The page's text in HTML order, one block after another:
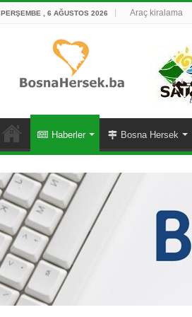
PERŞEMBE , 6 AĞUSTOS 2026 Araç kiralama
Haberler Bosna Hersek